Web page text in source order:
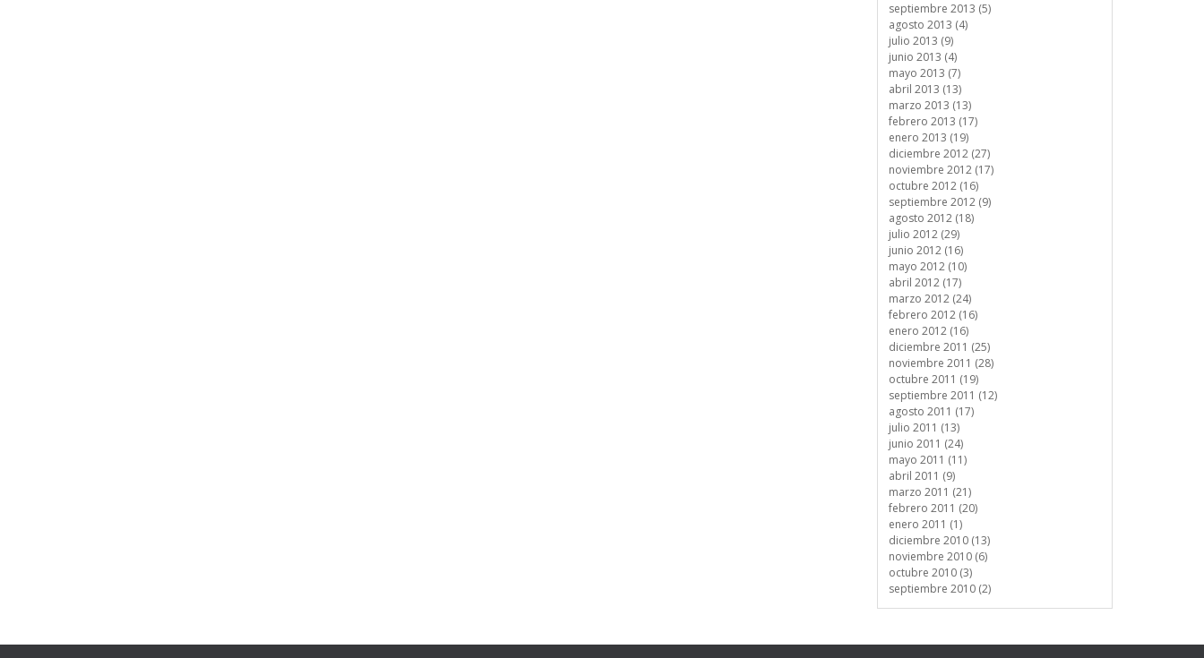
septiembre 2013 (5)
agosto 2013 (4)
julio 2013 (9)
junio 2013 (4)
mayo 2013 (7)
abril 2013 (13)
marzo 2013 (13)
febrero 2013 (17)
enero 2013 (19)
diciembre 2012 (27)
noviembre 2012 (17)
octubre 2012 (16)
septiembre 2012 (9)
agosto 2012 (18)
julio 2012 (29)
junio 2012 (16)
mayo 2012 (10)
abril 2012 (17)
marzo 2012 (24)
febrero 2012 (16)
enero 2012 (16)
diciembre 2011 (25)
noviembre 2011 (28)
octubre 2011 (19)
septiembre 2011 (12)
agosto 2011 (17)
julio 2011 (13)
junio 2011 (24)
mayo 2011 (11)
abril 2011 (9)
marzo 2011 (21)
febrero 2011 (20)
enero 2011 (1)
diciembre 2010 (13)
noviembre 2010 (6)
octubre 2010 (3)
septiembre 2010 (2)